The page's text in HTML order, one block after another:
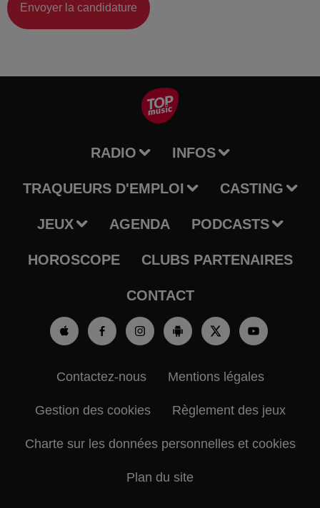
Envoyer la candidature
RADIO INFOS
TRAQUEURS D'EMPLOI CASTING
JEUX AGENDA PODCASTS
HOROSCOPE CLUBS PARTENAIRES
CONTACT
Contactez-nous Mentions légales
Gestion des cookies Règlement des jeux
Charte sur les données personnelles et cookies
Plan du site